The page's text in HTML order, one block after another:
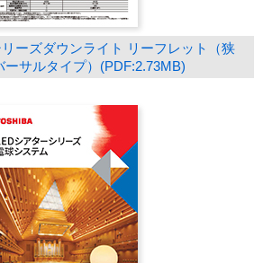
ーズダウンライト リーフレット（狭
ーサルタイプ）(PDF:2.73MB)